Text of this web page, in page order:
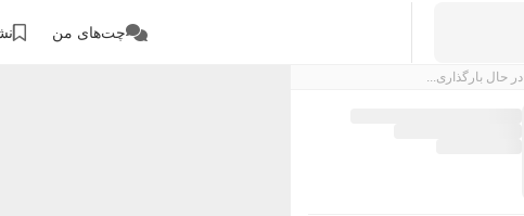
چت‌های من
در حال بارگذاری...